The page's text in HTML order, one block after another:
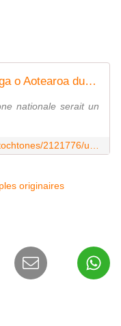
Chronique | Où est le Te Wānanga o Aotearoa du Canada?
nationale serait un
originaires